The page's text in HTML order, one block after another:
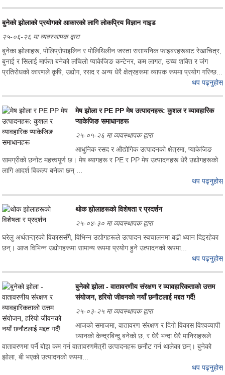
बुनेको झोलाको प्रयोगको आकारको लागि लोकप्रिय विज्ञान गाइड
२५-०६-२६ मा व्यवस्थापक द्वारा
बुनेका झोलाहरू, पोलिप्रोपाइलिन र पोलिथिलीन जस्ता रासायनिक फाइबरहरूबाट रेखाचित्र,
बुनाई र सिलाई मार्फत बनेको लचिलो प्याकेजिङ कन्टेनर, कम लागत, उच्च शक्ति र जंग
प्रतिरोधको कारणले कृषि, उद्योग, रसद र अन्य धेरै क्षेत्रहरूमा व्यापक रूपमा प्रयोग गरिन्छ...
थप पढ्नुहोस्
मेष झोला र PE PP मेष उत्पादनहरू: कुशल र व्यावहारिक
प्याकेजिङ समाधानहरू
२५-०५-२६ मा व्यवस्थापक द्वारा
आधुनिक रसद र औद्योगिक उत्पादनको क्षेत्रमा, प्याकेजिङ
सामग्रीको छनोट महत्त्वपूर्ण छ। मेष ब्यागहरू र PE र PP मेष उत्पादनहरू धेरै उद्योगहरूको
लागि आदर्श विकल्प बनेका छन् ...
थप पढ्नुहोस्
थोक झोलाहरूको विशेषता र प्रदर्शन
२५-०४-३० मा व्यवस्थापक द्वारा
घरेलु अर्थतन्त्रको विकाससँगै, विभिन्न उद्योगहरूले उत्पादन स्वचालनमा बढी ध्यान दिइरहेका
छन्। आज विभिन्न उद्योगहरूमा सामान्य रूपमा प्रयोग हुने उत्पादनको रूपमा...
थप पढ्नुहोस्
बुनेको झोला - वातावरणीय संरक्षण र व्यावहारिकताको उत्तम
संयोजन, हरियो जीवनको नयाँ छनौटलाई मद्दत गर्दै!
२५-०३-२५ मा व्यवस्थापक द्वारा
आजको समाजमा, वातावरण संरक्षण र दिगो विकास विश्वव्यापी
ध्यानको केन्द्रबिन्दु बनेको छ, र धेरै भन्दा धेरै मानिसहरूले
वातावरणमा पर्ने बोझ कम गर्न वातावरणमैत्री उत्पादनहरू छनौट गर्न थालेका छन्। बुनेको
झोला, बी भएको उत्पादनको रूपमा...
थप पढ्नुहोस्